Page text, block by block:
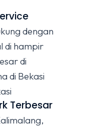
dengan
di hampir
di
di Bekasi
Terbesar